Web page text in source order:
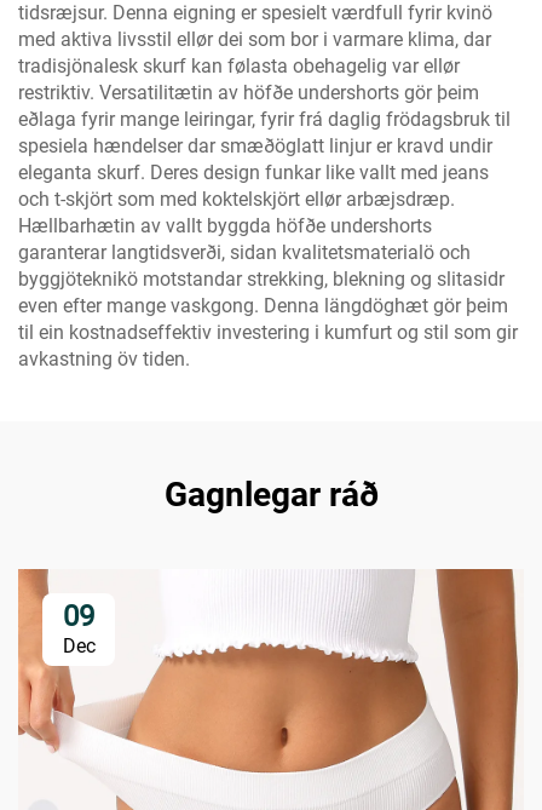
tidsræjsur. Denna eigning er spesielt værdfull fyrir kvinö
med aktiva livsstil ellør dei som bor i varmare klima, dar
tradisjönalesk skurf kan følasta obehagelig var ellør
restriktiv. Versatilitætin av höfðe undershorts gör þeim
eðlaga fyrir mange leiringar, fyrir frá daglig frödagsbruk til
spesiela hændelser dar smæðöglatt linjur er kravd undir
eleganta skurf. Deres design funkar like vallt med jeans
och t-skjört som med koktelskjört ellør arbæjsdræp.
Hællbarhætin av vallt byggda höfðe undershorts
garanterar langtidsverði, sidan kvalitetsmaterialö och
byggjöteknikö motstandar strekking, blekning og slitasidr
even efter mange vaskgong. Denna längdöghæt gör þeim
til ein kostnadseffektiv investering i kumfurt og stil som gir
avkastning öv tiden.
Gagnlegar ráð
09
Dec